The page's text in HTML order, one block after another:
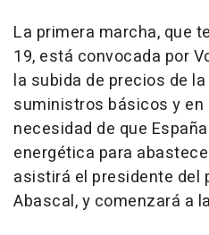
La primera marcha, que
19, está convocada por
la subida de precios de
suministros básicos y en
necesidad de que
energética para
asistirá el presidente del
Abascal, y comenzará a